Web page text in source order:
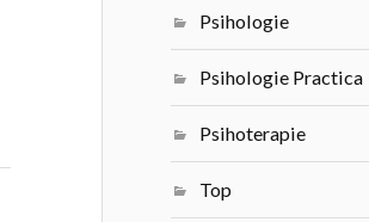
Psihologie
Psihologie Practica
Psihoterapie
Top